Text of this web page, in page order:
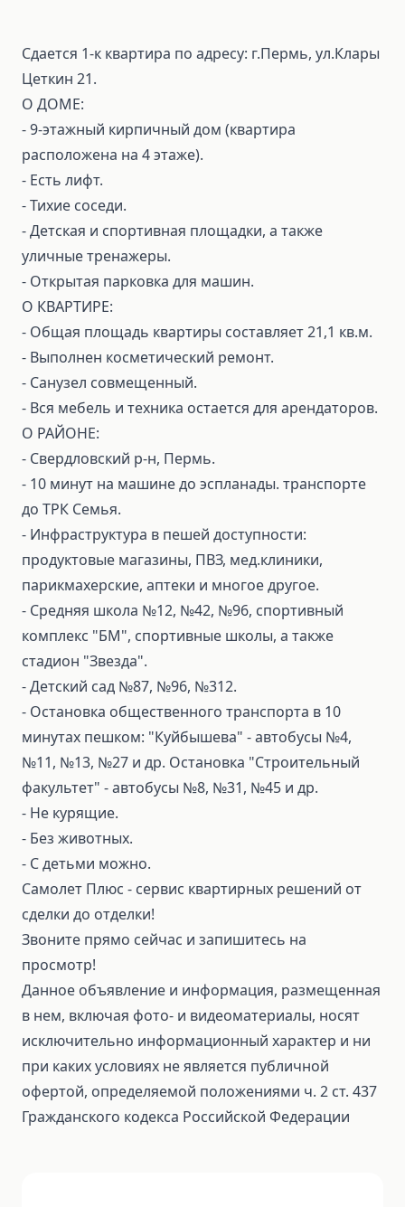
Сдается 1-к квартира по адресу: г.Пермь, ул.Клары
Цеткин 21.
О ДОМЕ:
- 9-этажный кирпичный дом (квартира
расположена на 4 этаже).
- Есть лифт.
- Тихие соседи.
- Детская и спортивная площадки, а также
уличные тренажеры.
- Открытая парковка для машин.
О КВАРТИРЕ:
- Общая площадь квартиры составляет 21,1 кв.м.
- Выполнен косметический ремонт.
- Санузел совмещенный.
- Вся мебель и техника остается для арендаторов.
О РАЙОНЕ:
- Свердловский р-н, Пермь.
- 10 минут на машине до эспланады. транспорте
до ТРК Семья.
- Инфраструктура в пешей доступности:
продуктовые магазины, ПВЗ, мед.клиники,
парикмахерские, аптеки и многое другое.
- Средняя школа №12, №42, №96, спортивный
комплекс "БМ", спортивные школы, а также
стадион "Звезда".
- Детский сад №87, №96, №312.
- Остановка общественного транспорта в 10
минутах пешком: "Куйбышева" - автобусы №4,
№11, №13, №27 и др. Остановка "Строительный
факультет" - автобусы №8, №31, №45 и др.
- Не курящие.
- Без животных.
- С детьми можно.
Самолет Плюс - сервис квартирных решений от
сделки до отделки!
Звоните прямо сейчас и запишитесь на
просмотр!
Данное объявление и информация, размещенная
в нем, включая фото- и видеоматериалы, носят
исключительно информационный характер и ни
при каких условиях не является публичной
офертой, определяемой положениями ч. 2 ст. 437
Гражданского кодекса Российской Федерации